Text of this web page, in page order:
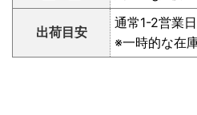
出荷目安
通常1-2営業
※一時的な在